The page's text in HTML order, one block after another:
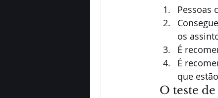
Pessoas
os
É
É
que
O teste